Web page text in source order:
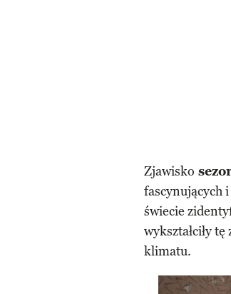
Zjawisko
fascynujących
świecie
wykształciły
klimatu.